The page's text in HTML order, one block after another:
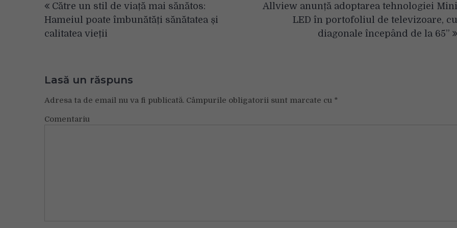
în
articole
Către un stil de viață mai sănătos:
Hameiul poate îmbunătăți sănătatea și
calitatea vieții
Allview anunță adoptarea tehnologiei Mini
LED în portofoliul de televizoare, cu
diagonale începând de la 65”
Lasă un răspuns
Adresa ta de email nu va fi publicată. Câmpurile obligatorii sunt marcate cu *
Comentariu